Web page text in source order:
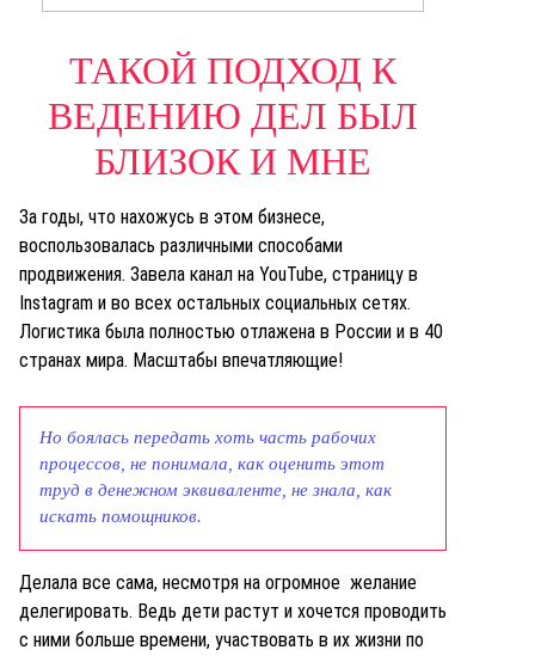
ТАКОЙ ПОДХОД К
ВЕДЕНИЮ ДЕЛ БЫЛ
БЛИЗОК И МНЕ
За годы, что нахожусь в этом бизнесе,
воспользовалась различными способами
продвижения. Завела канал на YouTube, страницу в
Instagram и во всех остальных социальных сетях.
Логистика была полностью отлажена в России и в 40
странах мира. Масштабы впечатляющие!
Но боялась передать хоть часть рабочих
процессов, не понимала, как оценить этот
труд в денежном эквиваленте, не знала, как
искать помощников.
Делала все сама, несмотря на огромное желание
делегировать. Ведь дети растут и хочется проводить
с ними больше времени, участвовать в их жизни по